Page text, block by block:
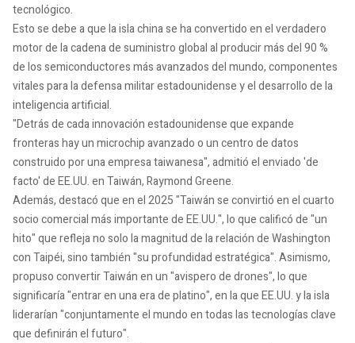
tecnológico.
Esto se debe a que la isla china se ha convertido en el verdadero
motor de la cadena de suministro global al producir más del 90 %
de los semiconductores más avanzados del mundo, componentes
vitales para la defensa militar estadounidense y el desarrollo de la
inteligencia artificial.
"Detrás de cada innovación estadounidense que expande
fronteras hay un microchip avanzado o un centro de datos
construido por una empresa taiwanesa", admitió el enviado 'de
facto' de EE.UU. en Taiwán, Raymond Greene.
Además, destacó que en el 2025 "Taiwán se convirtió en el cuarto
socio comercial más importante de EE.UU.", lo que calificó de "un
hito" que refleja no solo la magnitud de la relación de Washington
con Taipéi, sino también "su profundidad estratégica". Asimismo,
propuso convertir Taiwán en un "avispero de drones", lo que
significaría "entrar en una era de platino", en la que EE.UU. y la isla
liderarían "conjuntamente el mundo en todas las tecnologías clave
que definirán el futuro".